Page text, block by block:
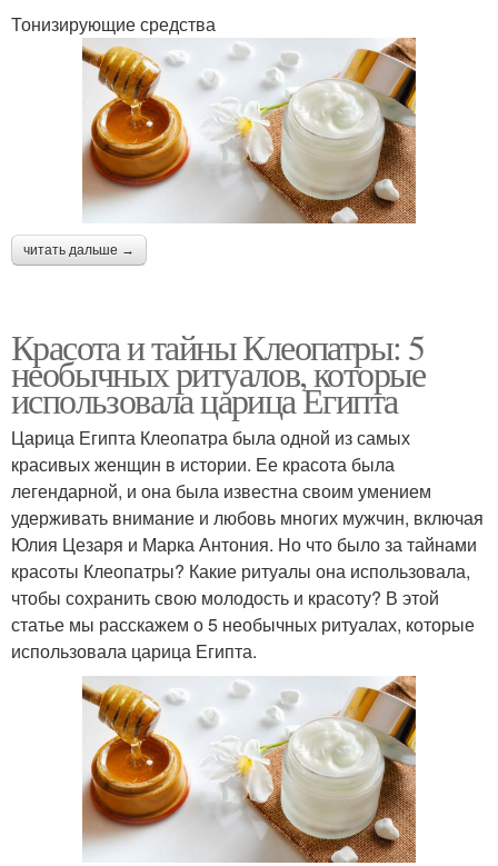
Тонизирующие средства
читать дальше →
Красота и тайны Клеопатры: 5
необычных ритуалов, которые
использовала царица Египта
Царица Египта Клеопатра была одной из самых
красивых женщин в истории. Ее красота была
легендарной, и она была известна своим умением
удерживать внимание и любовь многих мужчин, включая
Юлия Цезаря и Марка Антония. Но что было за тайнами
красоты Клеопатры? Какие ритуалы она использовала,
чтобы сохранить свою молодость и красоту? В этой
статье мы расскажем о 5 необычных ритуалах, которые
использовала царица Египта.